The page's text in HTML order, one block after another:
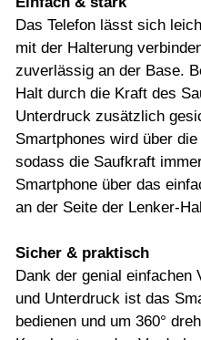
Das Telefon lässt sich
mit der Halterung
zuverlässig an der Base.
Halt durch die Kraft des
Unterdruck zusätzlich
Smartphones wird über
sodass die Saufkraft
Smartphone über das
an der Seite der Lenker-
Sicher & praktisch
Dank der genial einfachen
und Unterdruck ist das
bedienen und um 360°